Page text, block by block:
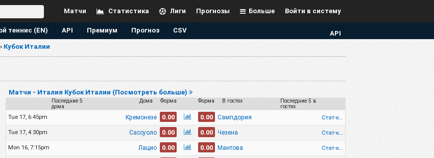
Войти в систему
Больше
Прогнозы
Лиги
Статистика
Матчи
API
теннис (EN) API Премиум Прогноз CSV
› Кубок Италии
Матчи - Италия Кубок Италии (Посмотреть больше)
Последние 5
дома
Дома Форма Форма В гостях
Последние 5 в
гостях
Tue 17, 6:45pm
Кремонезе 0.00 0.00 Сампдория
Tue 17, 4:30pm Сассуоло 0.00 0.00 Чезена
Mon 16, 7:15pm Лацио 0.00 0.00 Мантова